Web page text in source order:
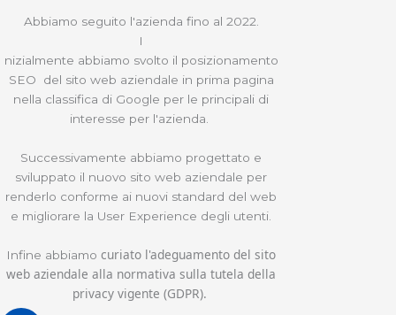
Abbiamo seguito l'azienda fino al 2022.
I
nizialmente abbiamo svolto il posizionamento
SEO del sito web aziendale in prima pagina
nella classifica di Google per le principali di
interesse per l'azienda.
Successivamente abbiamo progettato e
sviluppato il nuovo sito web aziendale per
renderlo conforme ai nuovi standard del web
e migliorare la User Experience degli utenti.
Infine abbiamo curiato l'adeguamento del sito
web aziendale alla normativa sulla tutela della
privacy vigente (GDPR).